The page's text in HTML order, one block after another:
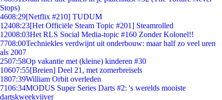
Stops)
4608:29[Netflix #210] TUDUM
12408:23[Het Officiële Steam Topic #201] Steamrolled
12008:03Het RLS Social Media-topic #160 Zonder Kolonel!!
7708:00Techniekles verdwijnt uit onderbouw: maar half zo veel uren
als 2007
2507:58Op vakantie met (kleine) kinderen #30
10607:55[Breien] Deel 21, met zomerbreisels
1807:39William Orbit overleden
7106:34MODUS Super Series Darts #2: 's werelds mooiste
dartskweekvijver